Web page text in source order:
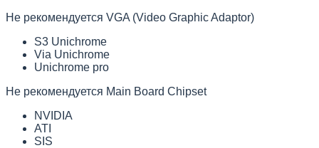
Не рекомендуется VGA (Video Graphic Adaptor)
S3 Unichrome
Via Unichrome
Unichrome pro
Не рекомендуется Main Board Chipset
NVIDIA
ATI
SIS